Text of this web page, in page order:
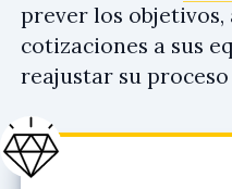
prever los objetivos,
cotizaciones a sus
reajustar su